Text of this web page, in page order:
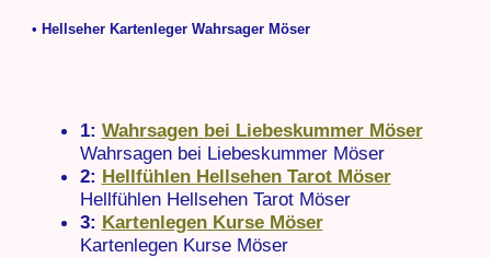
• Hellseher Kartenleger Wahrsager Möser
1: Wahrsagen bei Liebeskummer Möser
Wahrsagen bei Liebeskummer Möser
2: Hellfühlen Hellsehen Tarot Möser
Hellfühlen Hellsehen Tarot Möser
3: Kartenlegen Kurse Möser
Kartenlegen Kurse Möser